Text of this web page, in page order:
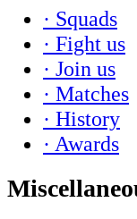
· Squads
· Fight us
· Join us
· Matches
· History
· Awards